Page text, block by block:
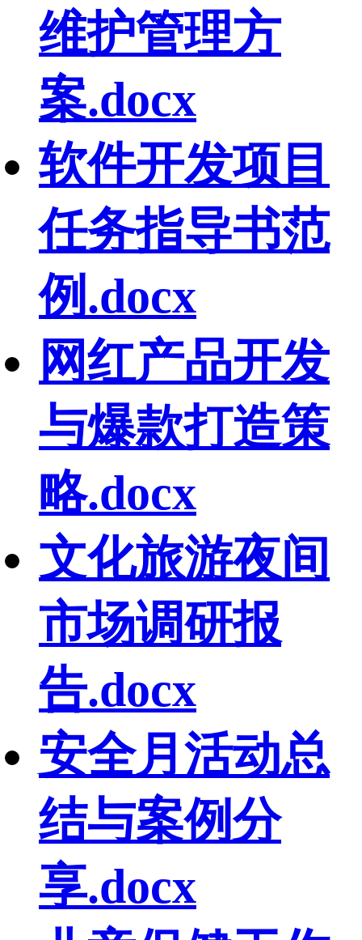
维护管理方
案.docx
软件开发项目
任务指导书范
例.docx
网红产品开发
与爆款打造策
略.docx
文化旅游夜间
市场调研报
告.docx
安全月活动总
结与案例分
享.docx